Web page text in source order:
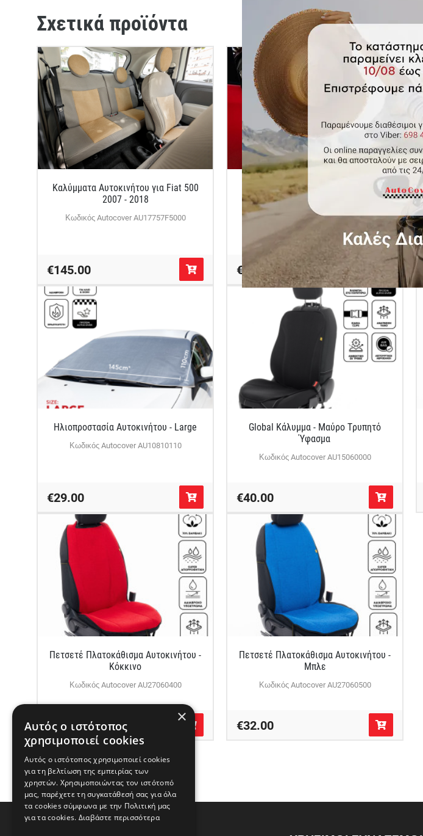
Σχετικά προϊόντα
Καλύμματα Αυτοκινήτου για Fiat 500
2007 - 2018
Κωδικός Autocover AU17757F5000
€145.00
Special ημικαλύμματα για όλα τα
καθίσματα, για Toyota Yaris Hybrid
2019 - Παρόν
Κωδικός Autocover AU17450YH190
€145.00
Ηλιοπροστασία Αυτοκινήτου - Large
Κωδικός Autocover AU10810110
€29.00
Global Κάλυμμα - Μαύρο Τρυπητό
Ύφασμα
Κωδικός Autocover AU15060000
€40.00
Πετσετέ Πλατοκάθισμα Αυτοκινήτου -
Κόκκινο
Κωδικός Autocover AU27060400
€32.00
Πετσετέ Πλατοκάθισμα Αυτοκινήτου -
Μπλε
Κωδικός Autocover AU27060500
€32.00
×
Αυτός ο ιστότοπος
χρησιμοποιεί cookies
Αυτός ο ιστότοπος χρησιμοποιεί cookies
για τη βελτίωση της εμπειρίας των
χρηστών. Χρησιμοποιώντας τον ιστότοπό
μας, παρέχετε τη συγκατάθεσή σας για όλα
τα cookies σύμφωνα με την Πολιτική μας
για τα cookies. Διαβάστε περισσότερα